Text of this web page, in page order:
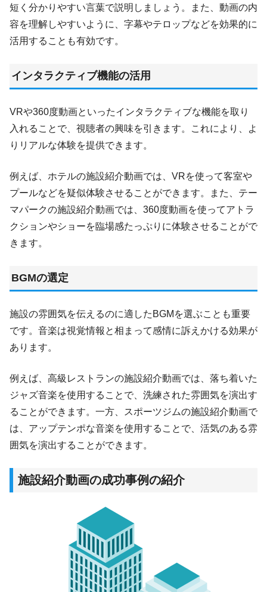
短く分かりやすい言葉で説明しましょう。また、動画の内
容を理解しやすいように、字幕やテロップなどを効果的に
活用することも有効です。
インタラクティブ機能の活用
VRや360度動画といったインタラクティブな機能を取り
入れることで、視聴者の興味を引きます。これにより、よ
りリアルな体験を提供できます。
例えば、ホテルの施設紹介動画では、VRを使って客室や
プールなどを疑似体験させることができます。また、テー
マパークの施設紹介動画では、360度動画を使ってアトラ
クションやショーを臨場感たっぷりに体験させることがで
きます。
BGMの選定
施設の雰囲気を伝えるのに適したBGMを選ぶことも重要
です。音楽は視覚情報と相まって感情に訴えかける効果が
あります。
例えば、高級レストランの施設紹介動画では、落ち着いた
ジャズ音楽を使用することで、洗練された雰囲気を演出す
ることができます。一方、スポーツジムの施設紹介動画で
は、アップテンポな音楽を使用することで、活気のある雰
囲気を演出することができます。
施設紹介動画の成功事例の紹介